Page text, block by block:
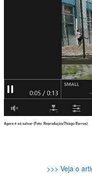
Agora é só salvar (Foto: Reprodução/Thiago Barros)
>>> Veja o